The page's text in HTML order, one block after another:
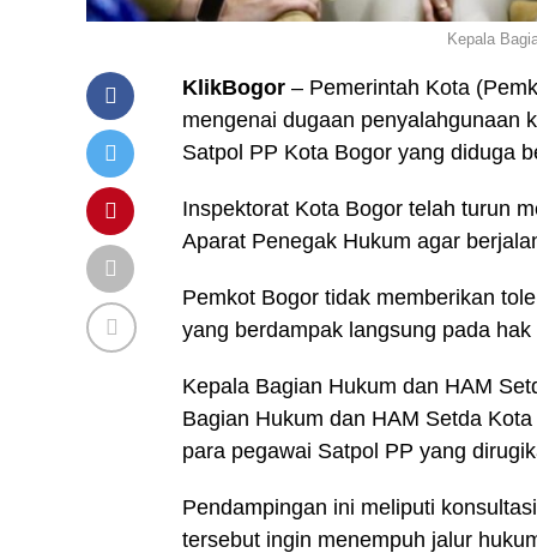
Kepala
KlikBogor – Pemerintah Kota
mengenai dugaan penyalahgunaan
Satpol PP Kota Bogor yang diduga
Inspektorat Kota Bogor telah turun
Aparat Penegak Hukum agar
Pemkot Bogor tidak memberikan
yang berdampak langsung pada hak
Kepala Bagian Hukum dan HAM
Bagian Hukum dan HAM Setda
para pegawai Satpol PP yang
Pendampingan ini meliputi
tersebut ingin menempuh jalur